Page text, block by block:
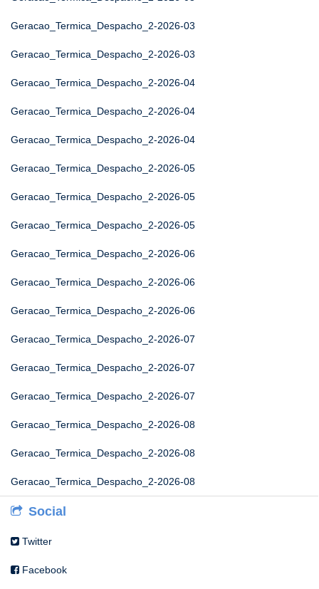
Geracao_Termica_Despacho_2-2026-03
Geracao_Termica_Despacho_2-2026-03
Geracao_Termica_Despacho_2-2026-04
Geracao_Termica_Despacho_2-2026-04
Geracao_Termica_Despacho_2-2026-04
Geracao_Termica_Despacho_2-2026-05
Geracao_Termica_Despacho_2-2026-05
Geracao_Termica_Despacho_2-2026-05
Geracao_Termica_Despacho_2-2026-06
Geracao_Termica_Despacho_2-2026-06
Geracao_Termica_Despacho_2-2026-06
Geracao_Termica_Despacho_2-2026-07
Geracao_Termica_Despacho_2-2026-07
Geracao_Termica_Despacho_2-2026-07
Geracao_Termica_Despacho_2-2026-08
Geracao_Termica_Despacho_2-2026-08
Geracao_Termica_Despacho_2-2026-08
Social
Twitter
Facebook